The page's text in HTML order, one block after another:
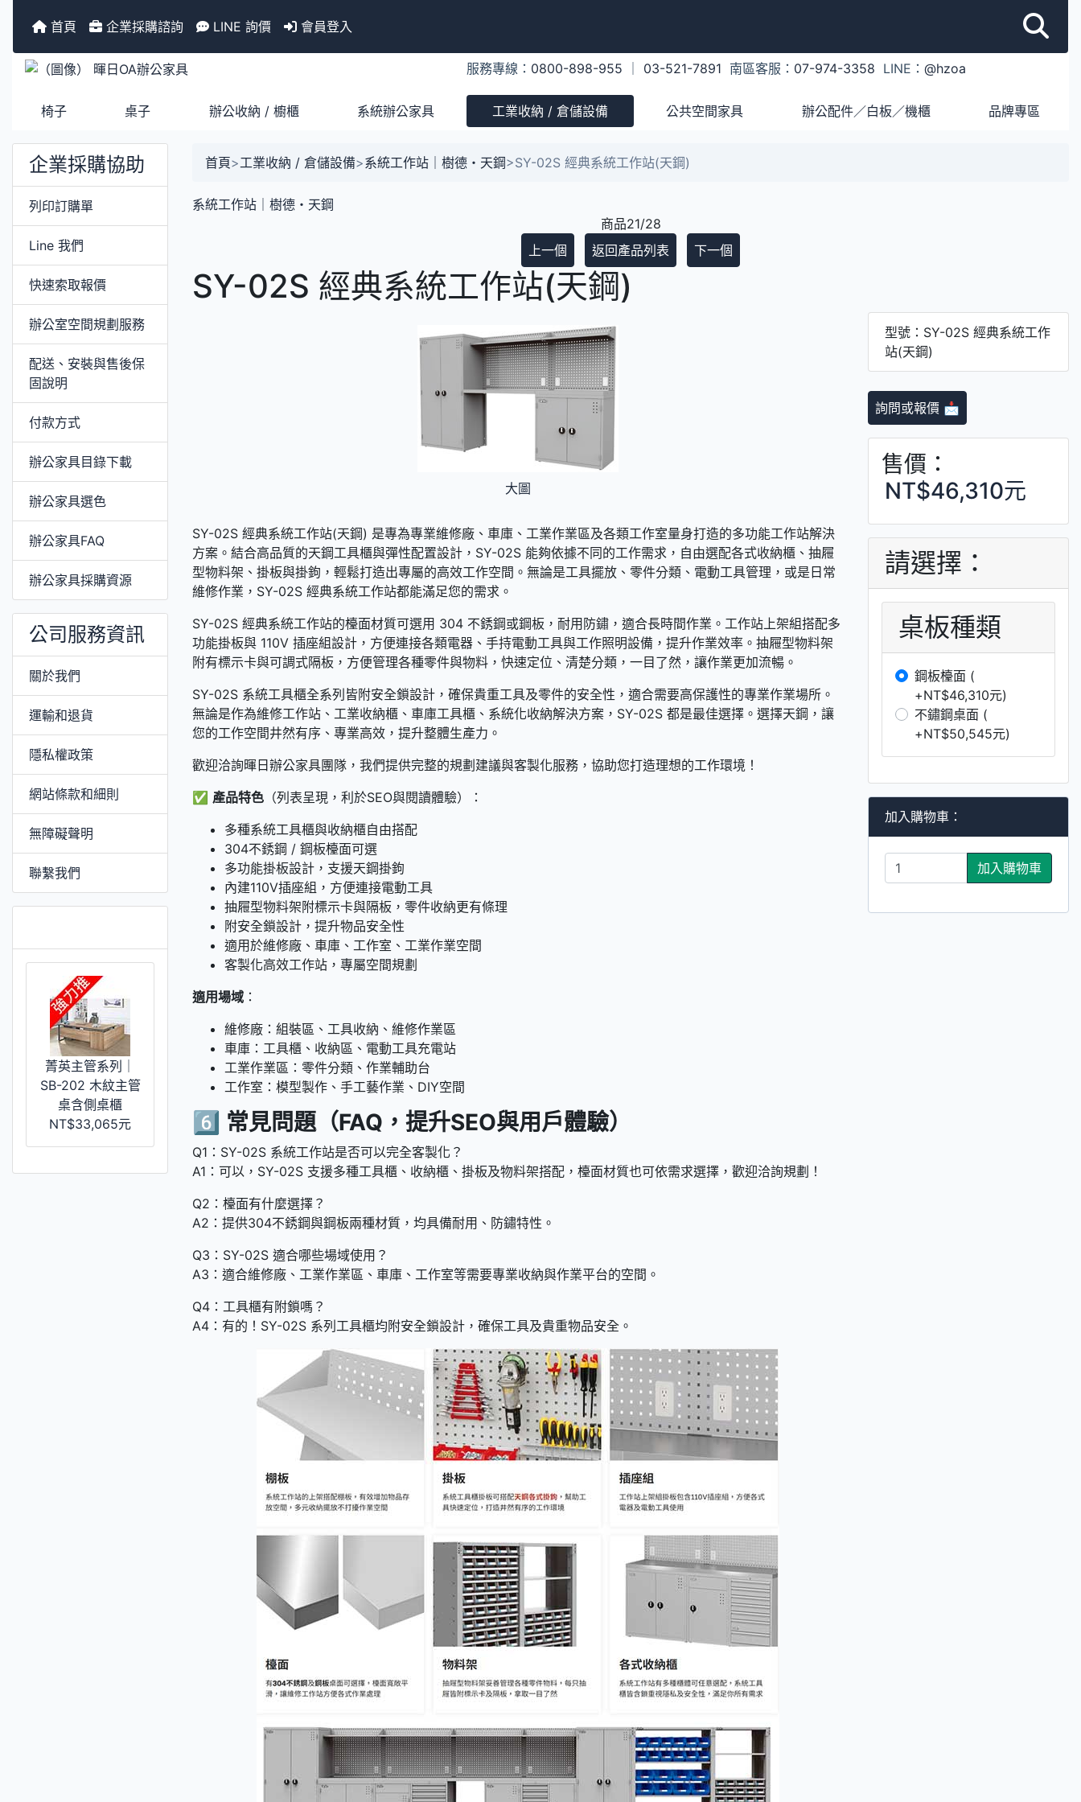
首頁 企業採購諮詢 LINE 詢價 會員登入
服務專線： 0800-898-955 03-521-7891 南區客服： 07-974-3358 LINE：@hzoa
椅子 桌子 辦公收納 / 櫥櫃 系統辦公家具 工業收納 / 倉儲設備 公共空間家具 辦公配件／白板／機櫃 品牌專區
企業採購協助
列印訂購單
Line 我們
快速索取報價
辦公室空間規劃服務
配送、安裝與售後保
固說明
付款方式
辦公家具目錄下載
辦公家具選色
辦公家具FAQ
辦公家具採購資源
公司服務資訊
關於我們
運輸和退貨
隱私權政策
網站條款和細則
無障礙聲明
聯繫我們
菁英主管系列｜
SB-202 木紋主管
桌含側桌櫃
NT$33,065元
首頁>工業收納 / 倉儲設備>系統工作站｜樹德・天鋼>SY-02S 經典系統工作站(天鋼)
系統工作站｜樹德・天鋼
商品21/28
上一個
返回產品列表 下一個
SY-02S 經典系統工作站(天鋼)
大圖
SY-02S 經典系統工作站(天鋼) 是專為專業維修廠、車庫、工業作業區及各類工作室量身打造的多功能工作站解決
方案。結合高品質的天鋼工具櫃與彈性配置設計，SY-02S 能夠依據不同的工作需求，自由選配各式收納櫃、抽屜
型物料架、掛板與掛鉤，輕鬆打造出專屬的高效工作空間。無論是工具擺放、零件分類、電動工具管理，或是日常
維修作業，SY-02S 經典系統工作站都能滿足您的需求。
SY-02S 經典系統工作站的檯面材質可選用 304 不銹鋼或鋼板，耐用防鏽，適合長時間作業。工作站上架組搭配多
功能掛板與 110V 插座組設計，方便連接各類電器、手持電動工具與工作照明設備，提升作業效率。抽屜型物料架
附有標示卡與可調式隔板，方便管理各種零件與物料，快速定位、清楚分類，一目了然，讓作業更加流暢。
SY-02S 系統工具櫃全系列皆附安全鎖設計，確保貴重工具及零件的安全性，適合需要高保護性的專業作業場所。
無論是作為維修工作站、工業收納櫃、車庫工具櫃、系統化收納解決方案，SY-02S 都是最佳選擇。選擇天鋼，讓
您的工作空間井然有序、專業高效，提升整體生產力。
歡迎洽詢暉日辦公家具團隊，我們提供完整的規劃建議與客製化服務，協助您打造理想的工作環境！
✅ 產品特色 （列表呈現，利於SEO與閱讀體驗）：
多種系統工具櫃與收納櫃自由搭配
304不銹鋼 / 鋼板檯面可選
多功能掛板設計，支援天鋼掛鉤
內建110V插座組，方便連接電動工具
抽屜型物料架附標示卡與隔板，零件收納更有條理
附安全鎖設計，提升物品安全性
適用於維修廠、車庫、工作室、工業作業空間
客製化高效工作站，專屬空間規劃
適用場域 ：
維修廠：組裝區、工具收納、維修作業區
車庫：工具櫃、收納區、電動工具充電站
工業作業區：零件分類、作業輔助台
工作室：模型製作、手工藝作業、DIY空間
6️⃣ 常見問題（FAQ，提升SEO與用戶體驗）
Q1：SY-02S 系統工作站是否可以完全客製化？
A1：可以，SY-02S 支援多種工具櫃、收納櫃、掛板及物料架搭配，檯面材質也可依需求選擇，歡迎洽詢規劃！
Q2：檯面有什麼選擇？
A2：提供304不銹鋼與鋼板兩種材質，均具備耐用、防鏽特性。
Q3：SY-02S 適合哪些場域使用？
A3：適合維修廠、工業作業區、車庫、工作室等需要專業收納與作業平台的空間。
Q4：工具櫃有附鎖嗎？
A4：有的！SY-02S 系列工具櫃均附安全鎖設計，確保工具及貴重物品安全。
型號：SY-02S 經典系統工作
站(天鋼)
詢問或報價 📩
售價：
NT$46,310元
請選擇：
桌板種類
鋼板檯面 (
+NT$46,310元)
不鏽鋼桌面 (
+NT$50,545元)
加入購物車：
加入購物車